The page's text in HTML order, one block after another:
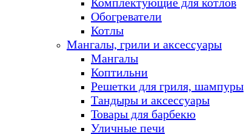
Обогреватели
Котлы
Мангалы, грили и аксессуары
Мангалы
Коптильни
Решетки для гриля, шампуры
Тандыры и аксессуары
Товары для барбекю
Уличные печи